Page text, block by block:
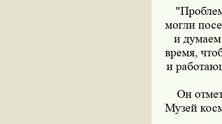
могли
и думаем
время,
и
Он
Музей